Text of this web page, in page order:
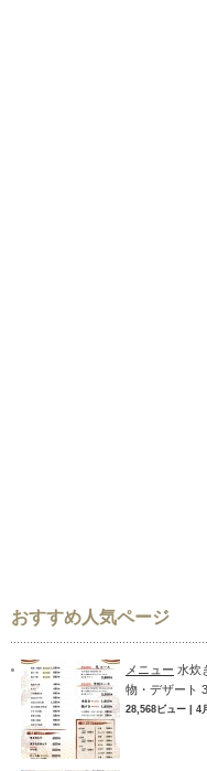
おすすめ人気ページ
メニュー 水炊
物・デザート
28,568ビュー 4